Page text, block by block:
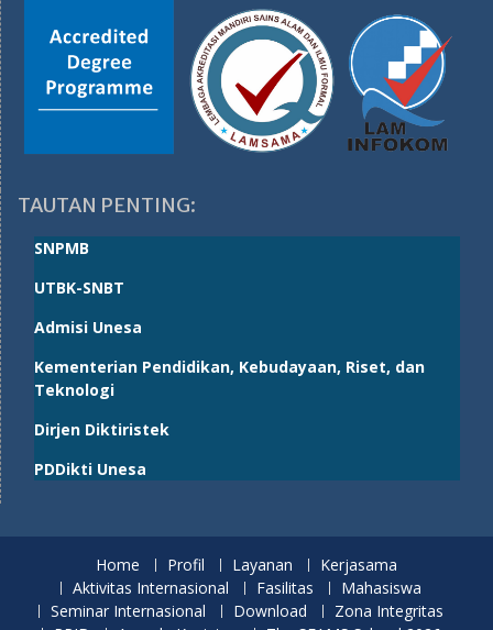
TAUTAN PENTING:
SNPMB
UTBK-SNBT
Admisi Unesa
Kementerian Pendidikan, Kebudayaan, Riset, dan
Teknologi
Dirjen Diktiristek
PDDikti Unesa
Home Profil Layanan
Kerjasama
Aktivitas Internasional
Fasilitas
Mahasiswa
Seminar Internasional
Download
Zona Integritas